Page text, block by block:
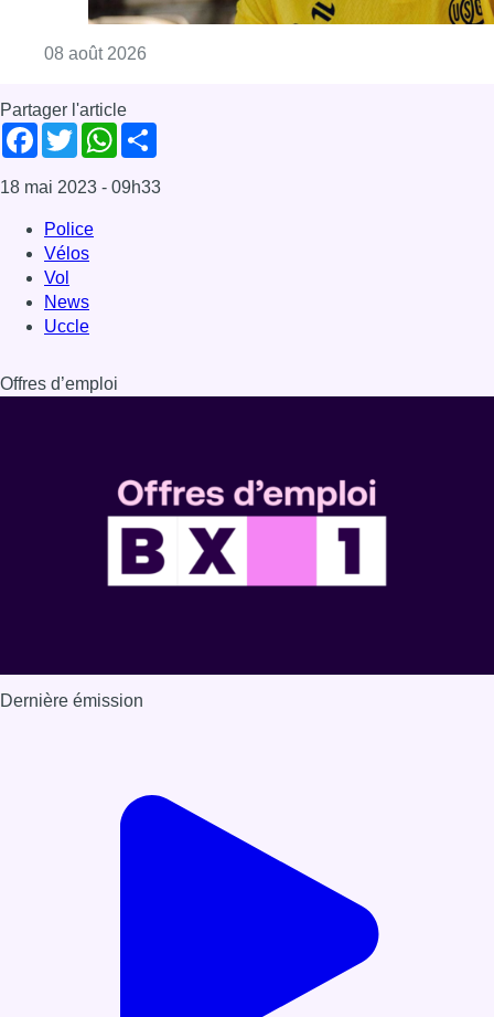
08 août 2026
Partager l'article
Facebook
TwitterWhatsApp
18 mai 2023 - 09h33
Police
Vélos
Vol
News
Uccle
Offres d’emploi
Dernière émission